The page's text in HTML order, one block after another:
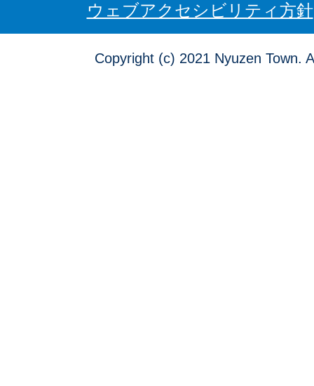
ウェブアクセシビリティ方針
Copyright (c) 2021 Nyuzen Town.